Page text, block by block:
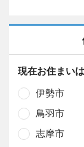
現在お住まい
伊勢市
鳥羽市
志摩市